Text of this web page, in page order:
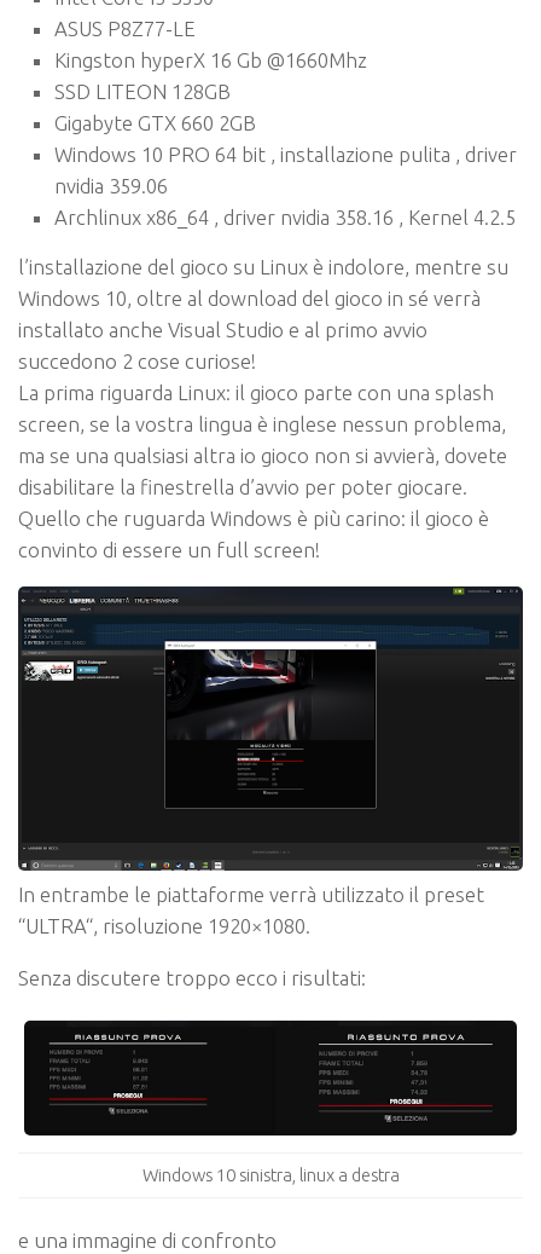
ASUS P8Z77-LE
Kingston hyperX 16 Gb @1660Mhz
SSD LITEON 128GB
Gigabyte GTX 660 2GB
Windows 10 PRO 64 bit , installazione pulita , driver
nvidia 359.06
Archlinux x86_64 , driver nvidia 358.16 , Kernel 4.2.5
l’installazione del gioco su Linux è indolore, mentre su
Windows 10, oltre al download del gioco in sé verrà
installato anche Visual Studio e al primo avvio
succedono 2 cose curiose!
La prima riguarda Linux: il gioco parte con una splash
screen, se la vostra lingua è inglese nessun problema,
ma se una qualsiasi altra io gioco non si avvierà, dovete
disabilitare la finestrella d’avvio per poter giocare.
Quello che ruguarda Windows è più carino: il gioco è
convinto di essere un full screen!
In entrambe le piattaforme verrà utilizzato il preset
“ULTRA“, risoluzione 1920×1080.
Senza discutere troppo ecco i risultati:
Windows 10 sinistra, linux a destra
e una immagine di confronto